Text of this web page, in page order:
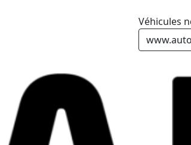
Véhicules